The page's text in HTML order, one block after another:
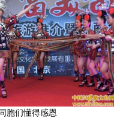
胞们懂得感恩